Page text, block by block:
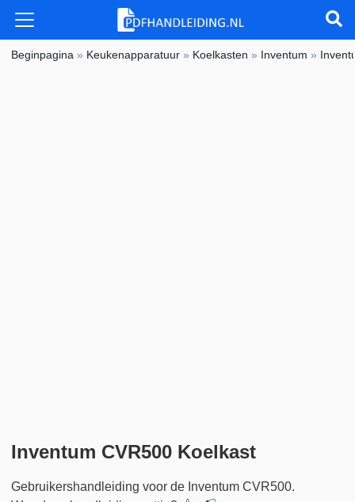
Beginpagina » Keukenapparatuur » Koelkasten » Inventum »
Inventum CVR500 Koelkast
Gebruikershandleiding voor de Inventum CVR500.